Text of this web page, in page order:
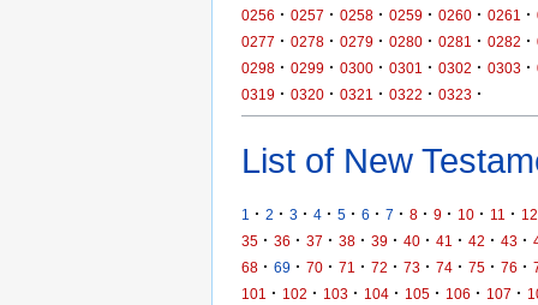
0256 · 0257 · 0258 · 0259 · 0260 · 0261 ·
0277 · 0278 · 0279 · 0280 · 0281 · 0282 ·
0298 · 0299 · 0300 · 0301 · 0302 · 0303 ·
0319 · 0320 · 0321 · 0322 · 0323 ·
List of New
1 · 2 · 3 · 4 · 5 · 6 · 7 · 8 · 9 · 10 · 11 · 12
35 · 36 · 37 · 38 · 39 · 40 · 41 · 42 · 43 ·
68 · 69 · 70 · 71 · 72 · 73 · 74 · 75 · 76 ·
101
· 102 · 103 · 104 · 105 · 106 · 107 ·